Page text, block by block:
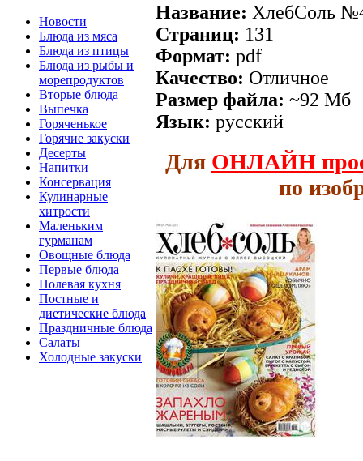
Новости
Блюда из мяса
Блюда из птицы
Блюда из рыбы и
морепродуктов
Вторые блюда
Выпечка
Горяченькое
Горячие закуски
Десерты
Напитки
Консервация
Кулинарные
хитрости
Маленьким
гурманам
Овощные блюда
Первые блюда
Полевая кухня
Постные и
диетические блюда
Праздничные блюда
Салаты
Холодные закуски
Название: ХлебСоль
Страниц: 131
Формат: pdf
Качество: Отличное
Размер файла: ~92 Мб
Язык: русский
Для ОНЛАЙН
по